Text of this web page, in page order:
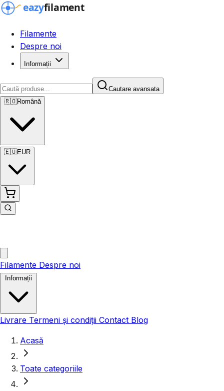
Filamente
Despre noi
Informații
Cautare avansata
🇷🇴Română
🇪🇺EUR
Filamente Despre noi
Livrare Termeni și condiții Contact Blog
Acasă
Toate categoriile